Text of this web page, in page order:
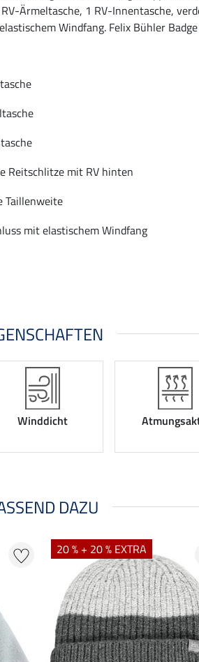
Ärmeltasche, 1 RV-Innentasche,
Windfang. Felix Bühler
Reitschlitze mit RV hinten
Taillenweite
mit elastischem Windfang
Winddicht
DAZU
20 % + 20 % EXTRA